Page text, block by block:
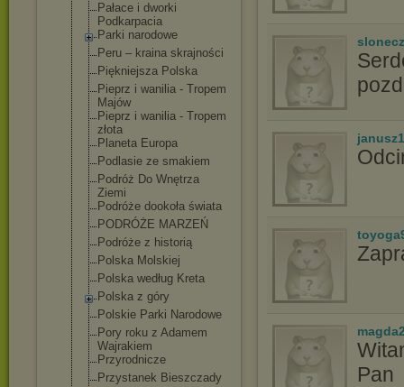
Pałace i dworki
Podkarpacia
Parki narodowe
Peru – kraina skrajności
Piękniejsza Polska
Pieprz i wanilia - Tropem
Majów
Pieprz i wanilia - Tropem
złota
Planeta Europa
Podlasie ze smakiem
Podróż Do Wnętrza
Ziemi
Podróże dookoła świata
PODRÓŻE MARZEŃ
Podróże z historią
Polska Molskiej
Polska według Kreta
Polska z góry
Polskie Parki Narodowe
Pory roku z Adamem
Wajrakiem
Przyrodnicze
Przystanek Bieszczady
Pan